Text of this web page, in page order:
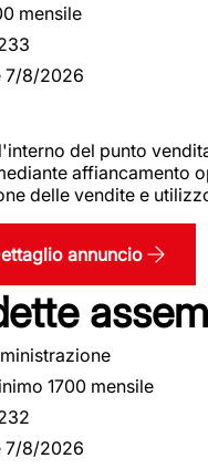
mensile
7/8/2026
del punto
affiancamento
delle vendite e
annuncio
1700 mensile
7/8/2026